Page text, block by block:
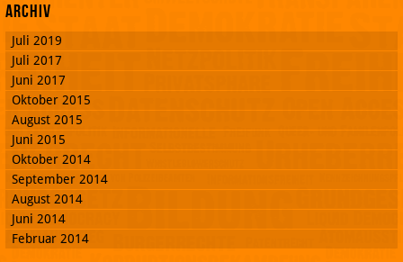
Archiv
Juli 2019
Juli 2017
Juni 2017
Oktober 2015
August 2015
Juni 2015
Oktober 2014
September 2014
August 2014
Juni 2014
Februar 2014